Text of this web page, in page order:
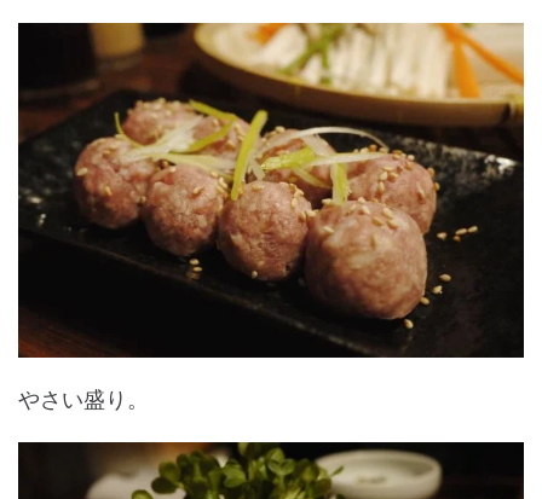
やさい盛り。